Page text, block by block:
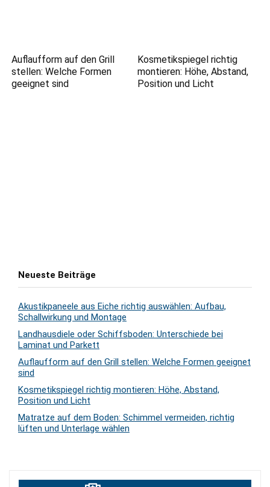
Auflaufform auf den Grill
stellen: Welche Formen
geeignet sind
Kosmetikspiegel richtig
montieren: Höhe, Abstand,
Position und Licht
Neueste Beiträge
Akustikpaneele aus Eiche richtig auswählen: Aufbau,
Schallwirkung und Montage
Landhausdiele oder Schiffsboden: Unterschiede bei
Laminat und Parkett
Auflaufform auf den Grill stellen: Welche Formen geeignet
sind
Kosmetikspiegel richtig montieren: Höhe, Abstand,
Position und Licht
Matratze auf dem Boden: Schimmel vermeiden, richtig
lüften und Unterlage wählen